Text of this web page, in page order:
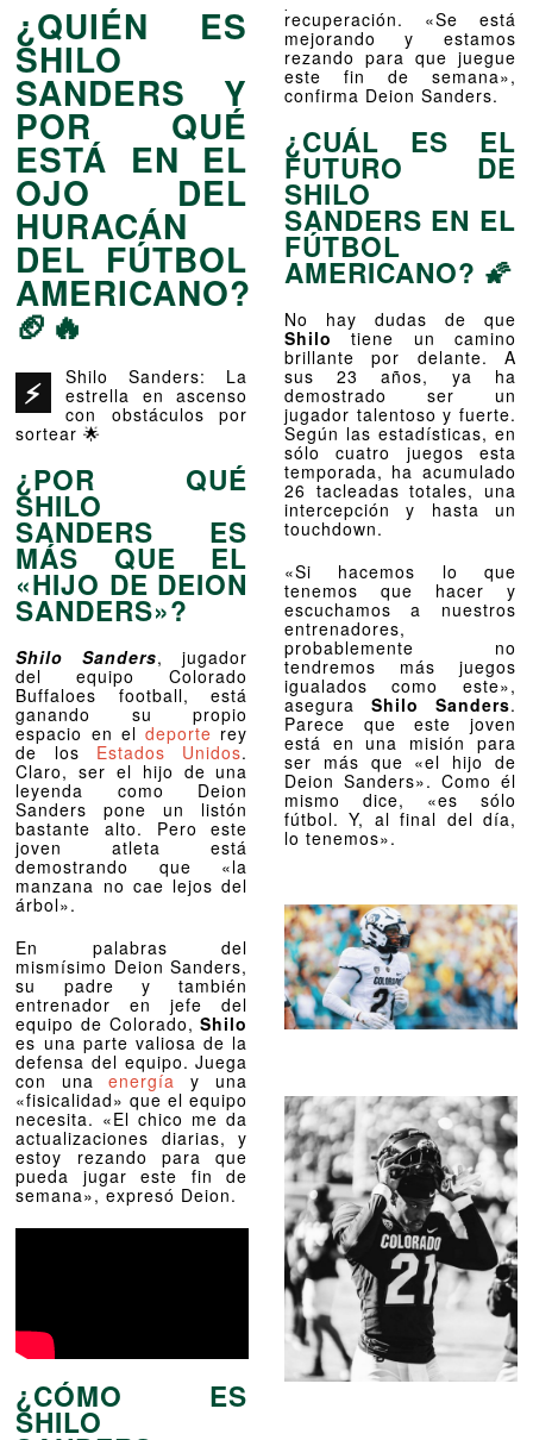
¿QUIÉN ES
SHILO
SANDERS Y
POR QUÉ
ESTÁ EN EL
OJO DEL
HURACÁN
DEL FÚTBOL
AMERICANO?
🏈🔥
⚡
Shilo Sanders: La
estrella en ascenso
con obstáculos por
sortear 🌟
¿POR QUÉ
SHILO
SANDERS ES
MÁS QUE EL
«HIJO DE DEION
SANDERS»?
Shilo Sanders, jugador
del equipo Colorado
Buffaloes football, está
ganando su propio
espacio en eldeporte rey
de los Estados Unidos.
Claro, ser el hijo de una
leyenda como Deion
Sanders pone un listón
bastante alto. Pero este
joven atleta está
demostrando que «la
manzana no cae lejos del
árbol».
En palabras del
mismísimo Deion Sanders,
su padre y también
entrenador en jefe del
equipo de Colorado,Shilo
es una parte valiosa de la
defensa del equipo. Juega
con unaenergía y una
«fisicalidad» que el equipo
necesita. «El chico me da
actualizaciones diarias, y
estoy rezando para que
pueda jugar este fin de
semana», expresó Deion.
¿CÓMO ES
SHILO
recuperación. «Se está
mejorando y estamos
rezando para que juegue
este fin de semana»,
confirma Deion Sanders.
¿CUÁL ES EL
FUTURO DE
SHILO
SANDERS EN EL
FÚTBOL
AMERICANO? 🌠
No hay dudas de que
Shilo tiene un camino
brillante por delante. A
sus 23 años, ya ha
demostrado ser un
jugador talentoso y fuerte.
Según las estadísticas, en
sólo cuatro juegos esta
temporada, ha acumulado
26 tacleadas totales, una
intercepción y hasta un
touchdown.
«Si hacemos lo que
tenemos que hacer y
escuchamos a nuestros
entrenadores,
probablemente no
tendremos más juegos
igualados como este»,
asegura Shilo Sanders.
Parece que este joven
está en una misión para
ser más que «el hijo de
Deion Sanders». Como él
mismo dice, «es sólo
fútbol. Y, al final del día,
lo tenemos».